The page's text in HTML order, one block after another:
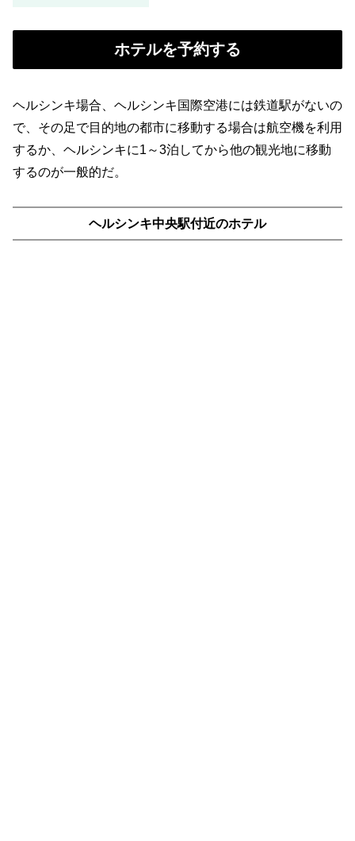
ホテルを予約する
ヘルシンキ場合、ヘルシンキ国際空港には鉄道駅がないの
で、その足で目的地の都市に移動する場合は航空機を利用
するか、ヘルシンキに1～3泊してから他の観光地に移動
するのが一般的だ。
ヘルシンキ中央駅付近のホテル